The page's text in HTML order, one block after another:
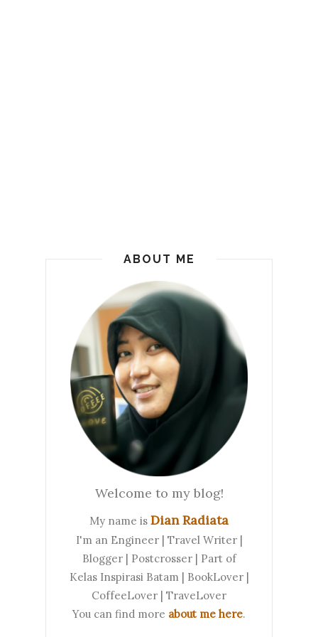
ABOUT ME
Welcome to my blog!
My name is Dian Radiata
I'm an Engineer | Travel Writer |
Blogger | Postcrosser | Part of
Kelas Inspirasi Batam | BookLover |
CoffeeLover | TraveLover
You can find more about me here.